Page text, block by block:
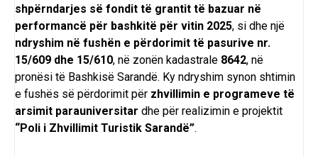
shpërndarjes së fondit të grantit të bazuar në
performancë për bashkitë për vitin 2025, si dhe një
ndryshim në fushën e përdorimit të pasurive nr.
15/609 dhe 15/610, në zonën kadastrale 8642, në
pronësi të Bashkisë Sarandë. Ky ndryshim synon shtimin
e fushës së përdorimit për zhvillimin e programeve të
arsimit parauniversitar dhe për realizimin e projektit
“Poli i Zhvillimit Turistik Sarandë”.